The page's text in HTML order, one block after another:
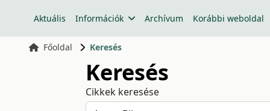
Aktuális Információk Archívum Korábbi weboldal
Főoldal Keresés
Keresés
Cikkek keresése